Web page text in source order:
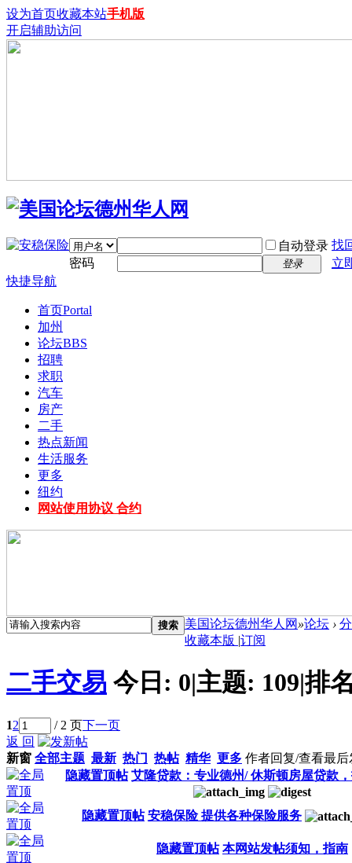
设为首页收藏本站手机版
开启辅助访问
自动登录 找
密码
登录
立
快捷导航
首页Portal
加州
论坛BBS
招聘
求职
汽车
房产
二手
热点新闻
生活服务
更多
纽约
网站使用协议 合约
搜索 美国论坛德州华人网 »论坛 ›
收藏本版 |订阅
二手交易 今日: 0|主题: 109|排
12 / 2 页下一页
返 回
新窗 全部主题 最新 热门 热帖 精华 更多 作者回复/查看最后
隐藏置顶帖 艾隆贷款：专业德州/ 休斯顿房屋贷款
隐藏置顶帖 安稳保险 提供各种保险服务
隐藏置顶帖 本网站发帖须知，指南